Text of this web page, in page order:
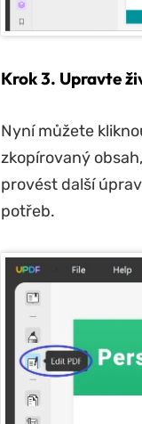
Krok 3. Upravte
Nyní můžete
zkopírovaný
provést další
potřeb.